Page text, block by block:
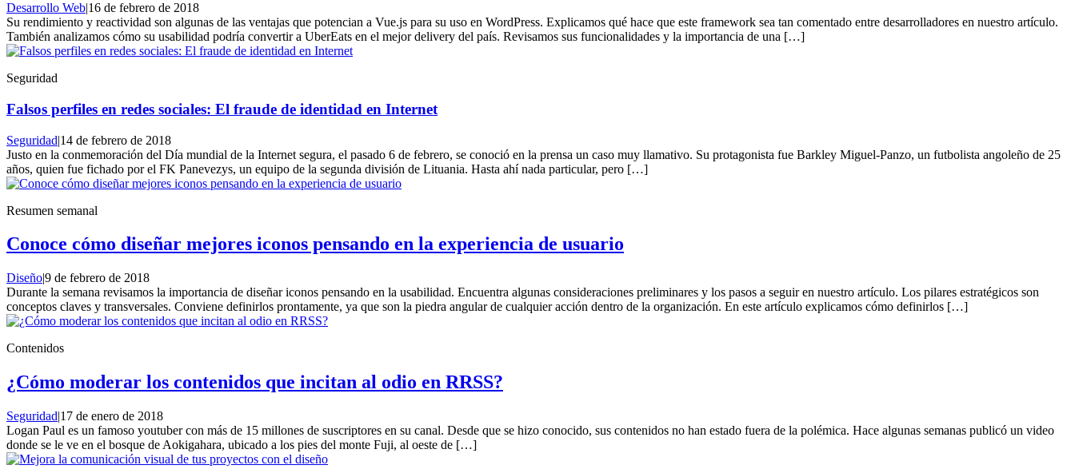
Desarrollo Web|16 de febrero de 2018
Su rendimiento y reactividad son algunas de las ventajas que potencian a Vue.js para su uso en WordPress. Explicamos qué hace que este framework sea tan comentado entre desarrolladores en nuestro artículo.
También analizamos cómo su usabilidad podría convertir a UberEats en el mejor delivery del país. Revisamos sus funcionalidades y la importancia de una […]
Seguridad
Falsos perfiles en redes sociales: El fraude de identidad en Internet
Seguridad|14 de febrero de 2018
Justo en la conmemoración del Día mundial de la Internet segura, el pasado 6 de febrero, se conoció en la prensa un caso muy llamativo. Su protagonista fue Barkley Miguel-Panzo, un futbolista angoleño de 25
años, quien fue fichado por el FK Panevezys, un equipo de la segunda división de Lituania. Hasta ahí nada particular, pero […]
Resumen semanal
Conoce cómo diseñar mejores iconos pensando en la experiencia de usuario
Diseño|9 de febrero de 2018
Durante la semana revisamos la importancia de diseñar iconos pensando en la usabilidad. Encuentra algunas consideraciones preliminares y los pasos a seguir en nuestro artículo. Los pilares estratégicos son
conceptos claves y transversales. Conviene definirlos prontamente, ya que son la piedra angular de cualquier acción dentro de la organización. En este artículo explicamos cómo definirlos […]
Contenidos
¿Cómo moderar los contenidos que incitan al odio en RRSS?
Seguridad|17 de enero de 2018
Logan Paul es un famoso youtuber con más de 15 millones de suscriptores en su canal. Desde que se hizo conocido, sus contenidos no han estado fuera de la polémica. Hace algunas semanas publicó un video
donde se le ve en el bosque de Aokigahara, ubicado a los pies del monte Fuji, al oeste de […]